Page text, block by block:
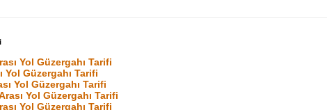
Yol Güzergahı Tarifi
Yol Güzergahı Tarifi
Yol Güzergahı Tarifi
Yol Güzergahı Tarifi
Yol Güzergahı Tarifi